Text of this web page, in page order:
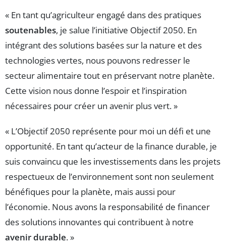
« En tant qu’agriculteur engagé dans des pratiques
soutenables, je salue l’initiative Objectif 2050. En
intégrant des solutions basées sur la nature et des
technologies vertes, nous pouvons redresser le
secteur alimentaire tout en préservant notre planète.
Cette vision nous donne l’espoir et l’inspiration
nécessaires pour créer un avenir plus vert. »
« L’Objectif 2050 représente pour moi un défi et une
opportunité. En tant qu’acteur de la finance durable, je
suis convaincu que les investissements dans les projets
respectueux de l’environnement sont non seulement
bénéfiques pour la planète, mais aussi pour
l’économie. Nous avons la responsabilité de financer
des solutions innovantes qui contribuent à notre
avenir durable. »